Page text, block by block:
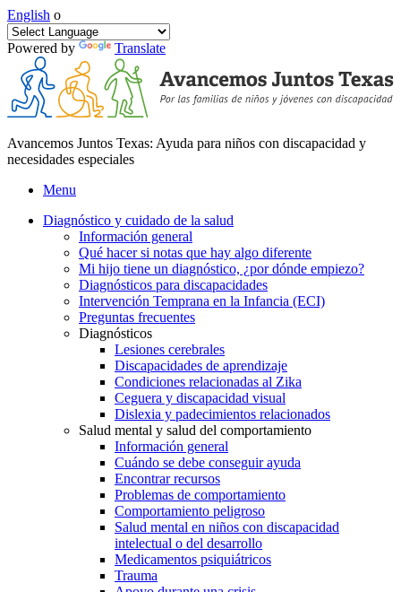
English o
Powered by Translate
Avancemos Juntos Texas: Ayuda para niños con discapacidad y
necesidades especiales
Menu
Diagnóstico y cuidado de la salud
Información general
Qué hacer si notas que hay algo diferente
Mi hijo tiene un diagnóstico, ¿por dónde empiezo?
Diagnósticos para discapacidades
Intervención Temprana en la Infancia (ECI)
Preguntas frecuentes
Diagnósticos
Lesiones cerebrales
Discapacidades de aprendizaje
Condiciones relacionadas al Zika
Ceguera y discapacidad visual
Dislexia y padecimientos relacionados
Salud mental y salud del comportamiento
Información general
Cuándo se debe conseguir ayuda
Encontrar recursos
Problemas de comportamiento
Comportamiento peligroso
Salud mental en niños con discapacidad
intelectual o del desarrollo
Medicamentos psiquiátricos
Trauma